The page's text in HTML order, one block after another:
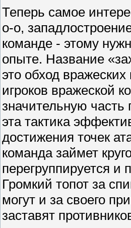
Теперь самое
о-о,
команде - этому
опыте. Название
это обход
игроков вражеской
значительную часть
эта тактика
достижения точек
команда займет
перегруппируется и
Громкий топот за
могут и за своего
заставят